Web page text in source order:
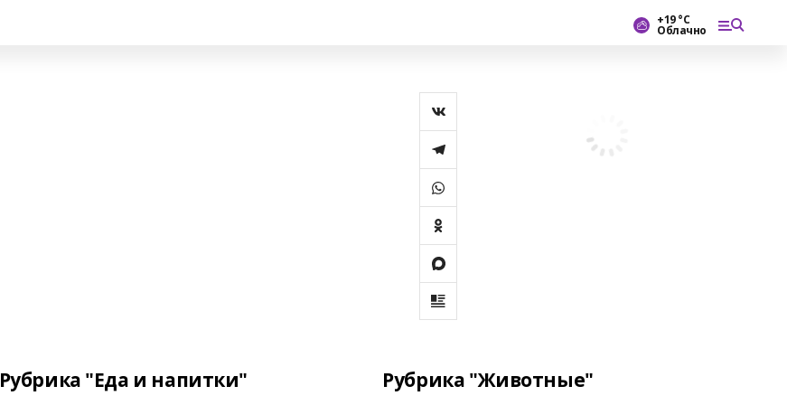
+19 °С
Облачно
Рубрика "Еда и напитки" Рубрика "Животные"